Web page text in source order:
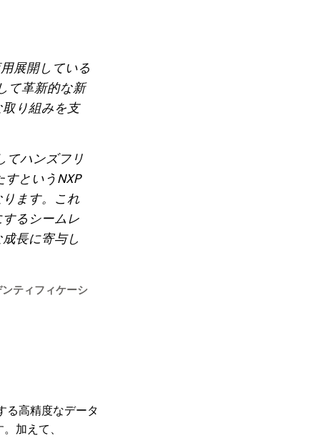
展開している
て革新的な新
り組みを支
てハンズフリ
というNXP
ます。これ
るシームレ
長に寄与し
ティフィケーシ
る高精度なデータ
加えて、